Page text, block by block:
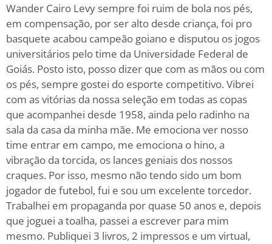
Wander Cairo Levy sempre foi ruim de bola nos pés,
em compensação, por ser alto desde criança, foi pro
basquete acabou campeão goiano e disputou os jogos
universitários pelo time da Universidade Federal de
Goiás. Posto isto, posso dizer que com as mãos ou com
os pés, sempre gostei do esporte competitivo. Vibrei
com as vitórias da nossa seleção em todas as copas
que acompanhei desde 1958, ainda pelo radinho na
sala da casa da minha mãe. Me emociona ver nosso
time entrar em campo, me emociona o hino, a
vibração da torcida, os lances geniais dos nossos
craques. Por isso, mesmo não tendo sido um bom
jogador de futebol, fui e sou um excelente torcedor.
Trabalhei em propaganda por quase 50 anos e, depois
que joguei a toalha, passei a escrever para mim
mesmo. Publiquei 3 livros, 2 impressos e um virtual,